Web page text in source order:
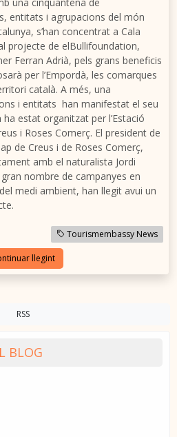
entitats i agrupacions del món
s’han concentrat a Cala
projecte de elBullifoundation,
Ferran Adrià, pels grans beneficis
per l’Empordà, les comarques
català. A més, una
i entitats han manifestat el seu
estat organitzat per l’Estació
i Roses Comerç. El president de
de Creus i de Roses Comerç,
amb el naturalista Jordi
nombre de campanyes en
medi ambient, han llegit avui un
Tourismembassy News
llegint
RSS
BLOG